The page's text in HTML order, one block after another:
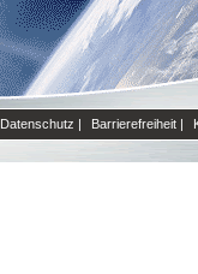
Datenschutz | Barrierefreiheit |